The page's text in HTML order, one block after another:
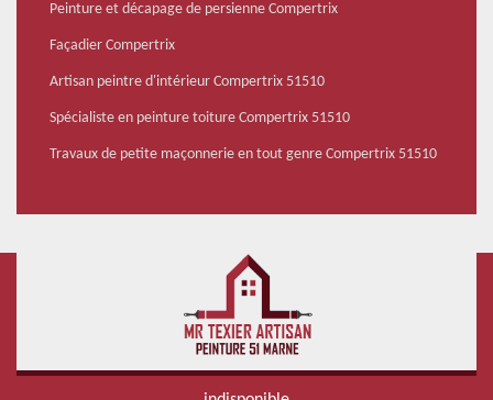
Peinture et décapage de persienne Compertrix
Façadier Compertrix
Artisan peintre d'intérieur Compertrix 51510
Spécialiste en peinture toiture Compertrix 51510
Travaux de petite maçonnerie en tout genre Compertrix 51510